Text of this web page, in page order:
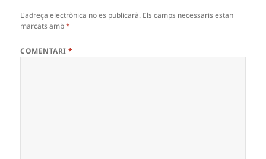
L'adreça electrònica no es publicarà. Els camps necessaris estan
marcats amb*
COMENTARI*